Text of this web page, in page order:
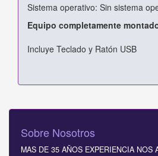
Sistema operativo: Sin sistema
Equipo completamente
Incluye Teclado y Ratón USB
Sobre Nosotros
MAS DE 35 AÑOS EXPERIENCIA NOS